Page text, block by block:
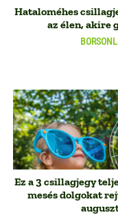
Hataloméhes
az élen, akire
Ez a 3 csillagjegy
mesés dolgokat